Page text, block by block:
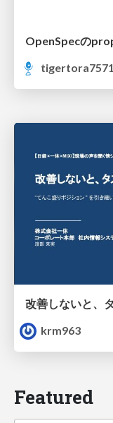
tigertora7571
krm963
Featured